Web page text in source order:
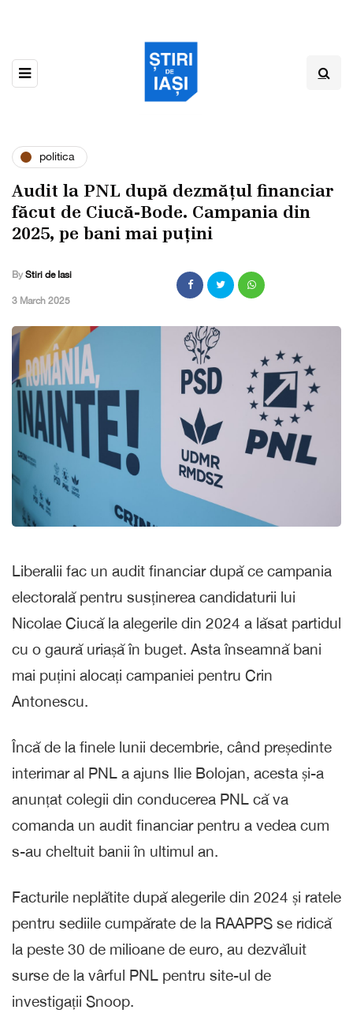
politica
Audit la PNL după dezmățul financiar
făcut de Ciucă-Bode. Campania din
2025, pe bani mai puțini
By Stiri de Iasi
,3 March 2025
Liberalii fac un audit financiar după ce campania
electorală pentru susținerea candidaturii lui
Nicolae Ciucă la alegerile din 2024 a lăsat partidul
cu o gaură uriașă în buget. Asta înseamnă bani
mai puțini alocați campaniei pentru Crin
Antonescu.
Încă de la finele lunii decembrie, când președinte
interimar al PNL a ajuns Ilie Bolojan, acesta și-a
anunțat colegii din conducerea PNL că va
comanda un audit financiar pentru a vedea cum
s-au cheltuit banii în ultimul an.
Facturile neplătite după alegerile din 2024 și ratele
pentru sediile cumpărate de la RAAPPS se ridică
la peste 30 de milioane de euro, au dezvăluit
surse de la vârful PNL pentru site-ul de
investigații Snoop.